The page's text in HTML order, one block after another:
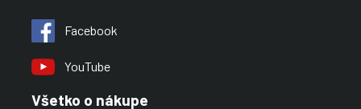
Facebook
YouTube
Všetko o nákupe